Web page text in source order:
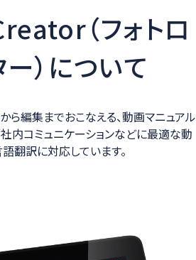
（フォトロ
）について
ら編集までおこなえる、動画マニュアル
コミュニケーションなどに最適な動
翻訳に対応しています。